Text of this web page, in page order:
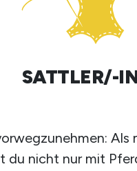
SATTLER/-
Als
du nicht nur mit